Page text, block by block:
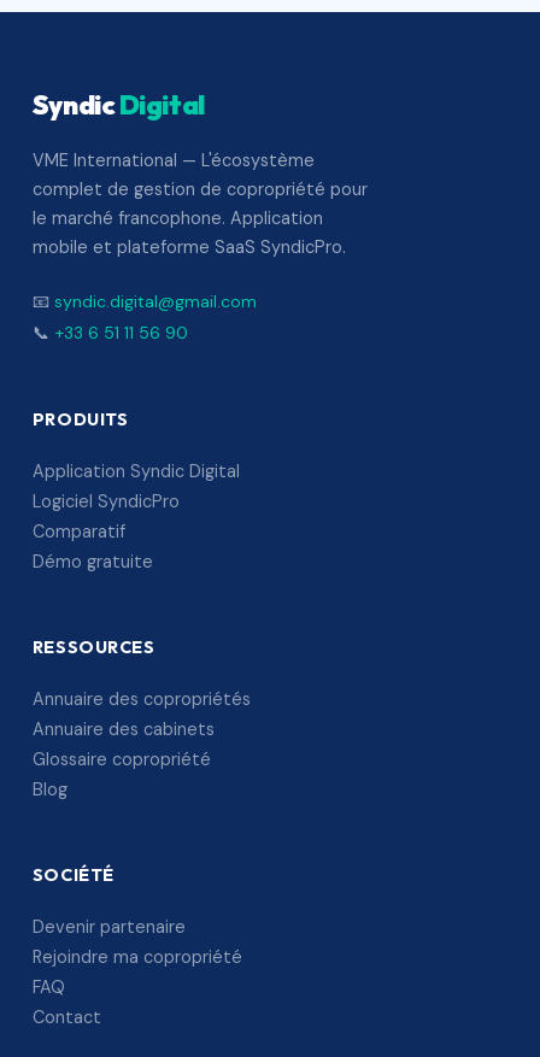
SyndicDigital
VME International — L'écosystème
complet de gestion de copropriété pour
le marché francophone. Application
mobile et plateforme SaaS SyndicPro.
📧 syndic.digital@gmail.com
📞 +33 6 51 11 56 90
PRODUITS
Application Syndic Digital
Logiciel SyndicPro
Comparatif
Démo gratuite
RESSOURCES
Annuaire des copropriétés
Annuaire des cabinets
Glossaire copropriété
Blog
SOCIÉTÉ
Devenir partenaire
Rejoindre ma copropriété
FAQ
Contact